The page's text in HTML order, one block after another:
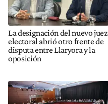
La designación del nuevo juez
electoral abrió otro frente de
disputa entre Llaryora y la
oposición